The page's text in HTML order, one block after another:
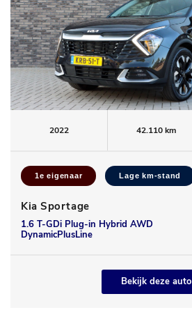
2022 42.110 km
1e eigenaar Lage km-stand
Kia Sportage
1.6 T-GDi Plug-in Hybrid AWD
DynamicPlusLine
Bekijk deze auto